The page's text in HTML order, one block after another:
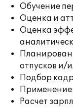
Обучение
Оценка и
Оценка
отпусков и/
Подбор
Применение
Расчет